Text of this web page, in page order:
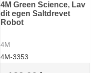
4M Green Science, Lav
dit egen Saltdrevet
Robot
4M
4M-3353